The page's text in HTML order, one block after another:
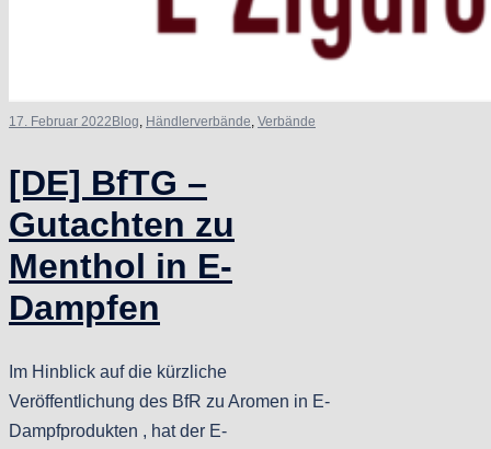
17. Februar 2022 Blog, Händlerverbände, Verbände
[DE] BfTG –
Gutachten zu
Menthol in E-
Dampfen
Im Hinblick auf die kürzliche
Veröffentlichung des BfR zu Aromen in E-
Dampfprodukten , hat der E-